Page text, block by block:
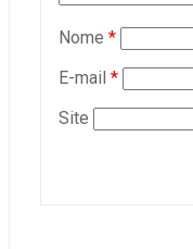
Nome *
E-mail *
Site